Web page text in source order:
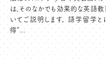
は、そのなかでも効果的な英語
いてご説明します。 語学留学
得”...